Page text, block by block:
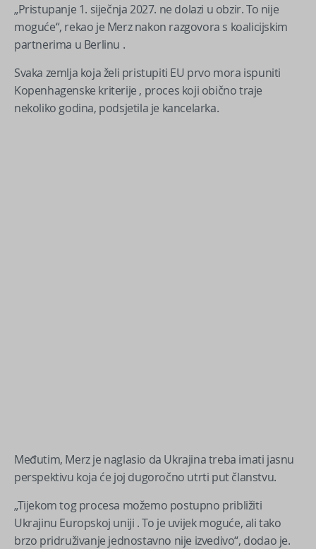
„Pristupanje 1. siječnja 2027. ne dolazi u obzir. To nije
moguće“, rekao je Merz nakon razgovora s koalicijskim
partnerima u Berlinu .
Svaka zemlja koja želi pristupiti EU prvo mora ispuniti
Kopenhagenske kriterije , proces koji obično traje
nekoliko godina, podsjetila je kancelarka.
Međutim, Merz je naglasio da Ukrajina treba imati jasnu
perspektivu koja će joj dugoročno utrti put članstvu.
„Tijekom tog procesa možemo postupno približiti
Ukrajinu Europskoj uniji . To je uvijek moguće, ali tako
brzo pridruživanje jednostavno nije izvedivo“, dodao je.